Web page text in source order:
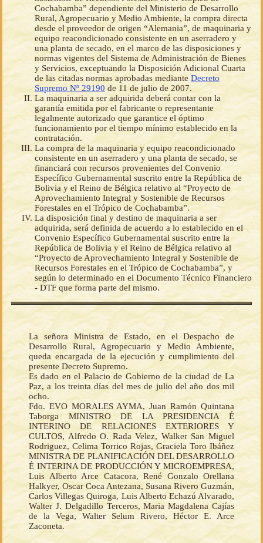
Cochabamba” dependiente del Ministerio de Desarrollo
Rural, Agropecuario y Medio Ambiente, la compra directa
desde el proveedor de origen “Alemania”, de maquinaria y
equipo reacondicionado consistente en un aserradero y
una planta de secado, en el marco de las disposiciones y
normas vigentes del Sistema de Administración de Bienes
y Servicios, exceptuando la Disposición Adicional Cuarta
de las citadas normas aprobadas mediante Decreto
Supremo Nº 29190 de 11 de julio de 2007.
La maquinaria a ser adquirida deberá contar con la
garantía emitida por el fabricante o representante
legalmente autorizado que garantice el óptimo
funcionamiento por el tiempo mínimo establecido en la
contratación.
La compra de la maquinaria y equipo reacondicionado
consistente en un aserradero y una planta de secado, se
financiará con recursos provenientes del Convenio
Específico Gubernamental suscrito entre la República de
Bolivia y el Reino de Bélgica relativo al “Proyecto de
Aprovechamiento Integral y Sostenible de Recursos
Forestales en el Trópico de Cochabamba”.
La disposición final y destino de maquinaria a ser
adquirida, será definida de acuerdo a lo establecido en el
Convenio Específico Gubernamental suscrito entre la
República de Bolivia y el Reino de Bélgica relativo al
“Proyecto de Aprovechamiento Integral y Sostenible de
Recursos Forestales en el Trópico de Cochabamba”, y
según lo determinado en el Documento Técnico Financiero
- DTF que forma parte del mismo.
La señora Ministra de Estado, en el Despacho de
Desarrollo Rural, Agropecuario y Medio Ambiente,
queda encargada de la ejecución y cumplimiento del
presente Decreto Supremo.
Es dado en el Palacio de Gobierno de la ciudad de La
Paz, a los treinta días del mes de julio del año dos mil
ocho.
Fdo. EVO MORALES AYMA, Juan Ramón Quintana
Taborga MINISTRO DE LA PRESIDENCIA É
INTERINO DE RELACIONES EXTERIORES Y
CULTOS, Alfredo O. Rada Velez, Walker San Miguel
Rodriguez, Celima Torrico Rojas, Graciela Toro Ibáñez
MINISTRA DE PLANIFICACIÓN DEL DESARROLLO
É INTERINA DE PRODUCCIÓN Y MICROEMPRESA,
Luis Alberto Arce Catacora, René Gonzalo Orellana
Halkyer, Oscar Coca Antezana, Susana Rivero Guzmán,
Carlos Villegas Quiroga, Luis Alberto Echazú Alvarado,
Walter J. Delgadillo Terceros, Maria Magdalena Cajías
de la Vega, Walter Selum Rivero, Héctor E. Arce
Zaconeta.